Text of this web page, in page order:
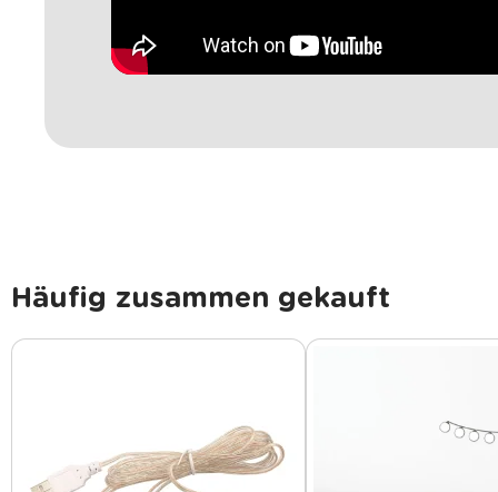
Häufig zusammen gekauft